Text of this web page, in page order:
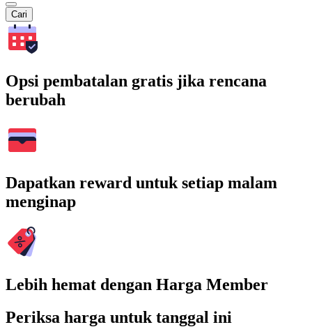
Cari
Opsi pembatalan gratis jika rencana
berubah
Dapatkan reward untuk setiap malam
menginap
Lebih hemat dengan Harga Member
Periksa harga untuk tanggal ini